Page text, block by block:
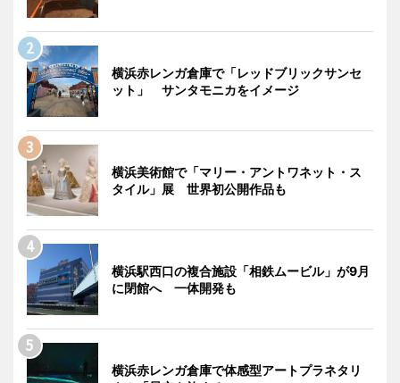
横浜赤レンガ倉庫で「レッドブリックサンセ
ット」 サンタモニカをイメージ
横浜美術館で「マリー・アントワネット・ス
タイル」展 世界初公開作品も
横浜駅西口の複合施設「相鉄ムービル」が9月
に閉館へ 一体開発も
横浜赤レンガ倉庫で体感型アートプラネタリ